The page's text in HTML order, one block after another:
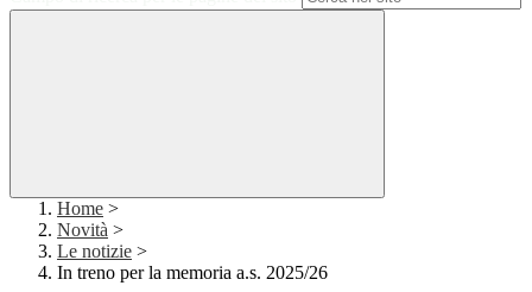
Home >
Novità >
Le notizie >
In treno per la memoria a.s. 2025/26